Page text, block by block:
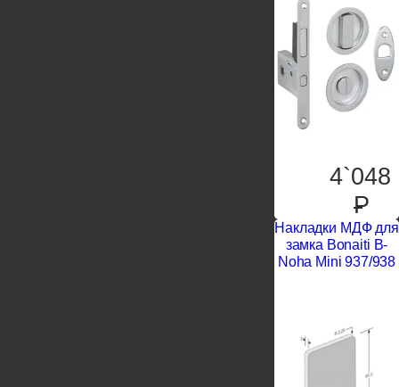
4`048
P
Накладки МДФ для
замка Bonaiti B-
Noha Mini 937/938